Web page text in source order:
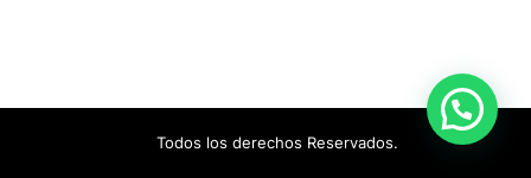
Todos los derechos Reservados.